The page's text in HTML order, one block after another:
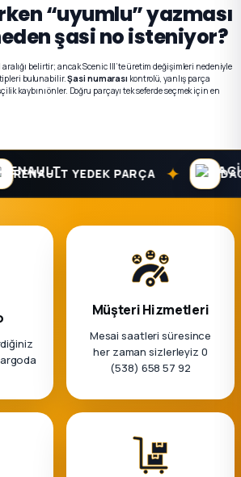
“uyumlu” yazması
şasi no isteniyor?
belirtir; ancak Scenic III’te üretim değişimleri nedeniyle
tipleri bulunabilir.Şasi numarası kontrolü, yanlış parça
kaybını önler. Doğru parçayı tek seferde seçmek için en
YEDEK PARÇA ✦ DACIA
Müşteri Hizmetleri
Mesai saatleri süresince
her zaman sizlerleyiz 0
(538) 658 57 92